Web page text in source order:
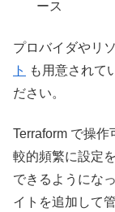
ース
プロバイダやリ
ト
も用意されて
ださい。
Terraform で操
較的頻繁に設定
できるようにな
イトを追加して